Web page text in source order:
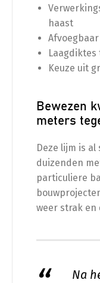
haast
Keuze uit
Bewezen
meters
Deze lijm is
duizenden
particuliere
weer strak en
Na